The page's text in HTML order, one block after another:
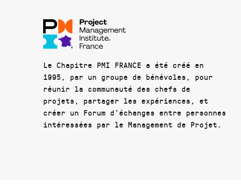
Le Chapitre PMI FRANCE a été créé en
1995, par un groupe de bénévoles, pour
réunir la communauté des chefs de
projets, partager les expériences, et
créer un Forum d'échanges entre personnes
intéressées par le Management de Projet.